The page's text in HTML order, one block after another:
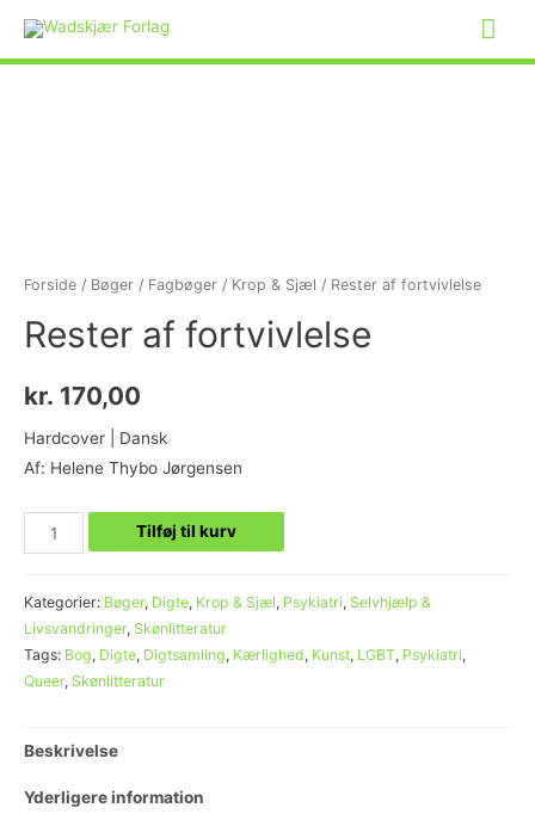
Forside / Bøger / Fagbøger / Krop & Sjæl / Rester af fortvivlelse
Rester af fortvivlelse
kr. 170,00
Hardcover | Dansk
Af: Helene Thybo Jørgensen
Tilføj til kurv
Kategorier: Bøger, Digte, Krop & Sjæl, Psykiatri, Selvhjælp &
Livsvandringer, Skønlitteratur
Tags: Bog, Digte, Digtsamling, Kærlighed, Kunst, LGBT, Psykiatri,
Queer, Skønlitteratur
Beskrivelse
Yderligere information